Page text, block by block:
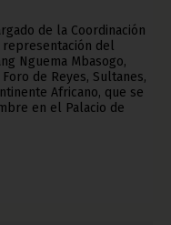
de la Coordinación
representación del
Nguema Mbasogo,
de Reyes, Sultanes,
Africano, que se
en el Palacio de